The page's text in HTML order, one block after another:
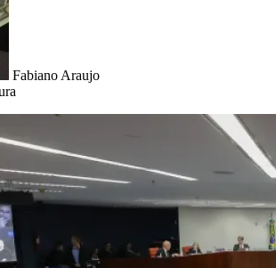
Fabiano Araujo